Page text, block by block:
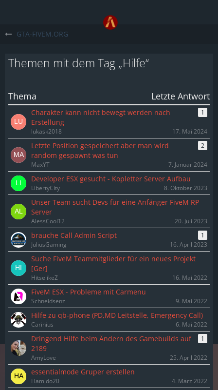
GTA-FIVEM.ORG
Themen mit dem Tag „Hilfe“
Thema Letzte Antwort
Charakter kann nicht bewegt werden nach
Erstellung
1
lukask2018 17. Mai 2024
Letzte Position gespeichert aber man wird
random gespawnt was tun
2
MaxYT 7. Januar 2024
Developer ESX gesucht - Kopletter Server Aufbau
LibertyCity 8. Oktober 2023
Unser Team sucht Devs für eine Anfänger FiveM RP
Server
AlessCool12 20. Juli 2023
brauche Call Admin Script
1
JuliusGaming
16. April 2023
Suche FiveM Teammitglieder für ein neues Projekt
[Ger]
HitselikeZ 16. Mai 2022
FiveM ESX - Probleme mit Carmenu
Schneidsenz 9. Mai 2022
Hilfe zu qb-phone (PD,MD Leitstelle, Emergency Call)
Carinius 6. Mai 2022
Dringend Hilfe beim Ändern des Gamebuilds auf
2189
1
AmyLove 25. April 2022
essentialmode Gruper erstellen
Hamido20 4. März 2022